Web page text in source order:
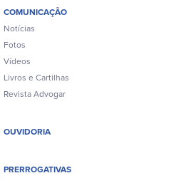
COMUNICAÇÃO
Notícias
Fotos
Vídeos
Livros e Cartilhas
Revista Advogar
OUVIDORIA
PRERROGATIVAS